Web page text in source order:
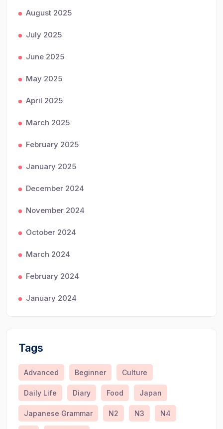
August 2025
July 2025
June 2025
May 2025
April 2025
March 2025
February 2025
January 2025
December 2024
November 2024
October 2024
March 2024
February 2024
January 2024
Tags
Advanced Beginner Culture
Daily Life Diary Food Japan
Japanese Grammar N2 N3 N4